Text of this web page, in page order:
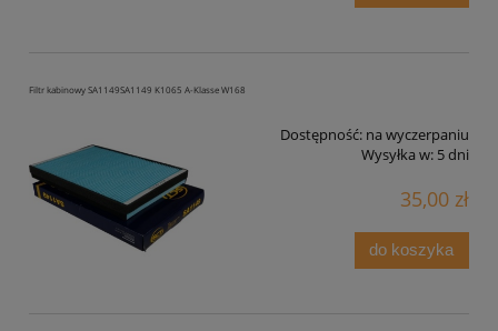
Filtr kabinowy SA1149SA1149 K1065 A-Klasse W168
Dostępność: na wyczerpaniu
Wysyłka w: 5 dni
35,00 zł
do koszyka